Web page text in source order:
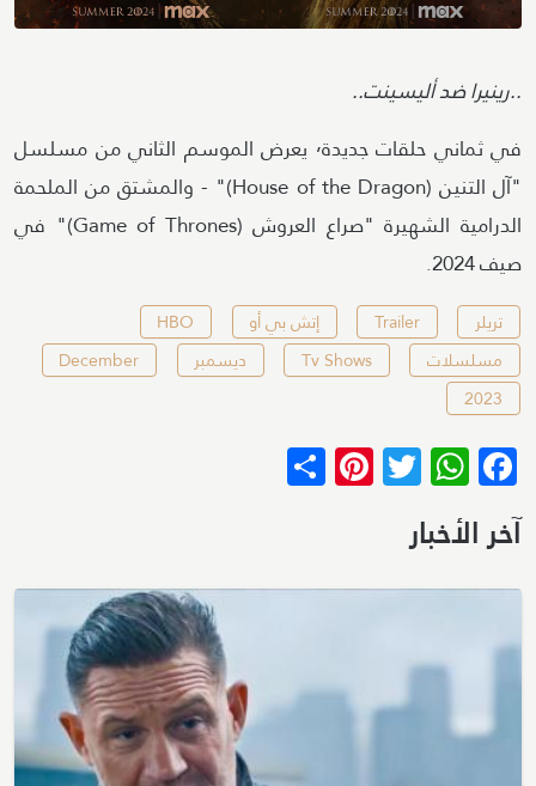
..رينيرا ضد أليسينت..
في ثماني حلقات جديدة٬ يعرض الموسم الثاني من مسلسل
"آل التنين (House of the Dragon)" - والمشتق من الملحمة
الدرامية الشهيرة "صراع العروش (Game of Thrones)" في
صيف 2024.
تريلر Trailer إتش بي أو
HBO
مسلسلات
Tv Shows ديسمبر
December
2023
Facebook
WhatsApp
Twitter
Pinterest
Share
آخر الأخبار